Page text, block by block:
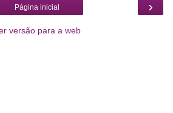
›
Página inicial
versão para a web